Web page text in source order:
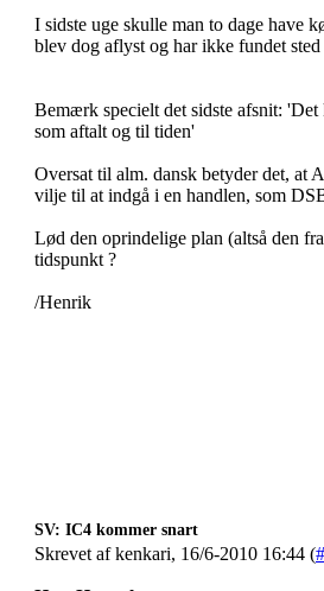
I sidste uge skulle man to dage have
blev dog aflyst og har ikke fundet
Bemærk specielt det sidste afsnit:
som aftalt og til tiden'
Oversat til alm. dansk betyder det,
vilje til at indgå i en handlen, som
Lød den oprindelige plan (altså den
tidspunkt ?
/Henrik
SV: IC4 kommer snart
Skrevet af kenkari, 16/6-2010 16:44 (